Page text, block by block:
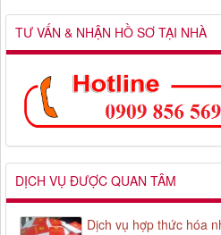
TƯ VẤN & NHẬN HỒ SƠ TẠI NHÀ
DỊCH VỤ ĐƯỢC QUAN TÂM
Dịch vụ hợp thức hóa